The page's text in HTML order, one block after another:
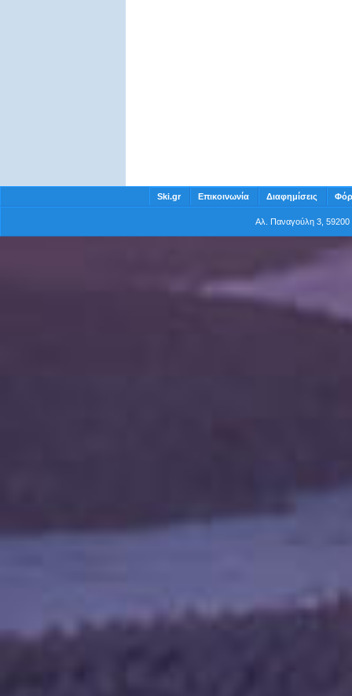
Ski.gr Επικοινωνία Διαφημίσεις
Αλ. Παναγούλη 3,